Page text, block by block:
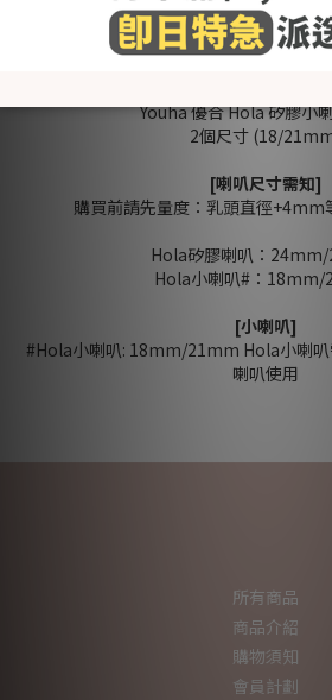
商品描述
送貨及付款方
式
Youha 優合 Hola 矽膠小
2個尺寸 (18/
[喇叭尺寸需知]
購買前請先量度：乳頭直徑+4mm
Hola矽膠喇叭：
Hola小喇叭#：18mm/
[小喇叭]
#Hola小喇叭: 18mm/21mm Hola小喇
喇叭使用
所有商品
商品介紹
購物須知
會員計劃